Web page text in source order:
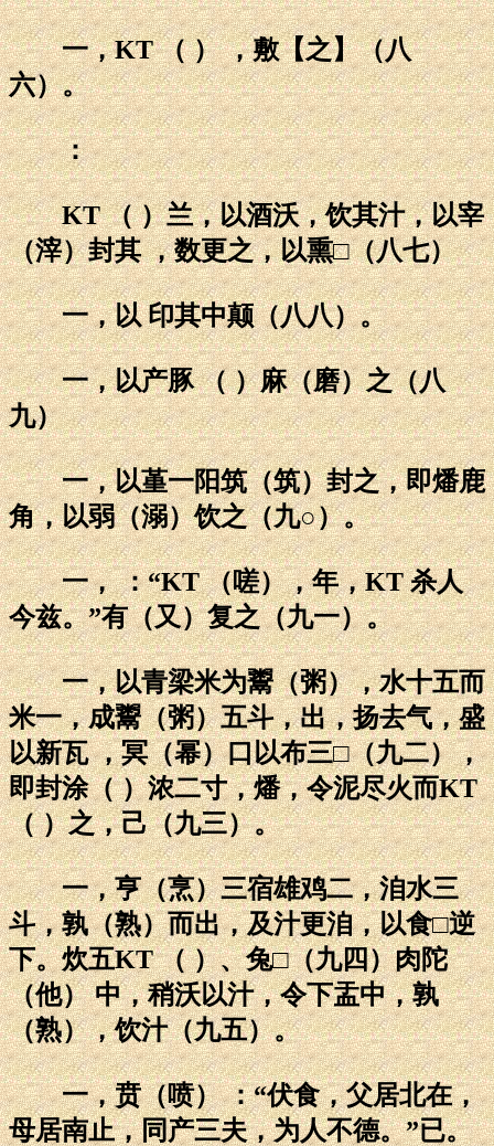
一，KT （ ） ，敷【之】（八
六）。
：
KT （ ）兰，以酒沃，饮其汁，以宰
（滓）封其 ，数更之，以熏□（八七）
一，以 印其中颠（八八）。
一，以产豚 （ ）麻（磨）之（八
九）
一，以堇一阳筑（筑）封之，即燔鹿
角，以弱（溺）饮之（九○）。
一， ：“KT （嗟），年，KT 杀人
今兹。”有（又）复之（九一）。
一，以青梁米为鬻（粥），水十五而
米一，成鬻（粥）五斗，出，扬去气，盛
以新瓦 ，冥（幂）口以布三□（九二），
即封涂（ ）浓二寸，燔，令泥尽火而KT
（ ）之，己（九三）。
一，亨（烹）三宿雄鸡二，洎水三
斗，孰（熟）而出，及汁更洎，以食□逆
下。炊五KT （ ）、兔□（九四）肉陀
（他） 中，稍沃以汁，令下盂中，孰
（熟），饮汁（九五）。
一，贲（喷） ：“伏食，父居北在，
母居南止，同产三夫，为人不德。”已。